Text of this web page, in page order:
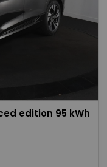
edition 95 kWh